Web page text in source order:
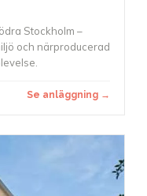
Stockholm –
och närproducerad
Se anläggning →